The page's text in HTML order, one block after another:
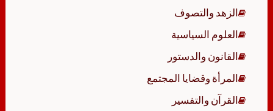
الزهد والتصوف
العلوم السياسية
القانون والدستور
المرأة وقضايا المجتمع
القرآن والتفسير